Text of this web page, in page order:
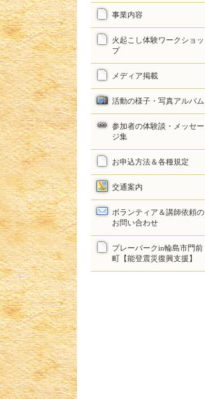
事業内容
火起こし体験ワークショッ
プ
メディア掲載
活動の様子・写真アルバム
参加者の体験談・メッセー
ジ集
お申込方法＆各種規定
交通案内
ボランティア＆講師依頼の
お問い合わせ
プレーパークin輪島市門前
町【能登震災復興支援】